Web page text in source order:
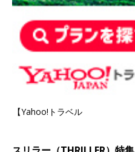
【Yahoo!トラベル